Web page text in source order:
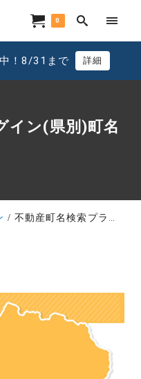
0
！8/31まで 詳細
イン(県別)町名
不動産町名検索プラグイン(県別)町名データ 山梨県